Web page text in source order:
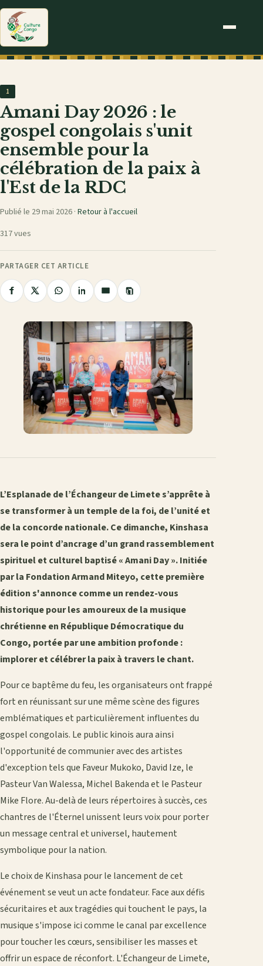
1
Amani Day 2026 : le
gospel congolais s'unit
ensemble pour la
célébration de la paix à
l'Est de la RDC
Publié le 29 mai 2026 · Retour à l'accueil
317 vues
PARTAGER CET ARTICLE
Partager
Facebook
Partager
X
Partager
WhatsApp
Partager
LinkedIn
Partager
e-
mail
Copier
le
L’Esplanade de l’Échangeur de Limete s’apprête à
se transformer à un temple de la foi, de l’unité et
de la concorde nationale. Ce dimanche, Kinshasa
sera le point d’ancrage d’un grand rassemblement
spirituel et culturel baptisé « Amani Day ». Initiée
par la Fondation Armand Miteyo, cette première
édition s'annonce comme un rendez-vous
historique pour les amoureux de la musique
chrétienne en République Démocratique du
Congo, portée par une ambition profonde :
implorer et célébrer la paix à travers le chant.
​Pour ce baptême du feu, les organisateurs ont frappé
fort en réunissant sur une même scène des figures
emblématiques et particulièrement influentes du
gospel congolais. Le public kinois aura ainsi
l'opportunité de communier avec des artistes
d'exception tels que Faveur Mukoko, David Ize, le
Pasteur Van Walessa, Michel Bakenda et le Pasteur
Mike Flore. Au-delà de leurs répertoires à succès, ces
chantres de l'Éternel unissent leurs voix pour porter
un message central et universel, hautement
symbolique pour la nation.
​Le choix de Kinshasa pour le lancement de cet
événement se veut un acte fondateur. Face aux défis
sécuritaires et aux tragédies qui touchent le pays, la
musique s'impose ici comme le canal par excellence
pour toucher les cœurs, sensibiliser les masses et
offrir un espace de réconfort. L'Échangeur de Limete,